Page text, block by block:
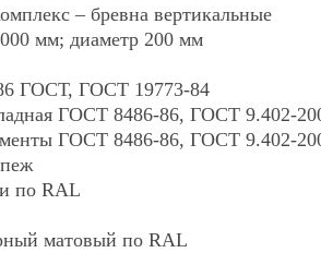
– бревна вертикальные
мм; диаметр 200 мм
ГОСТ, ГОСТ 19773-84
ГОСТ 8486-86, ГОСТ 9.402-
ГОСТ 8486-86, ГОСТ 9.402-
по RAL
матовый по RAL